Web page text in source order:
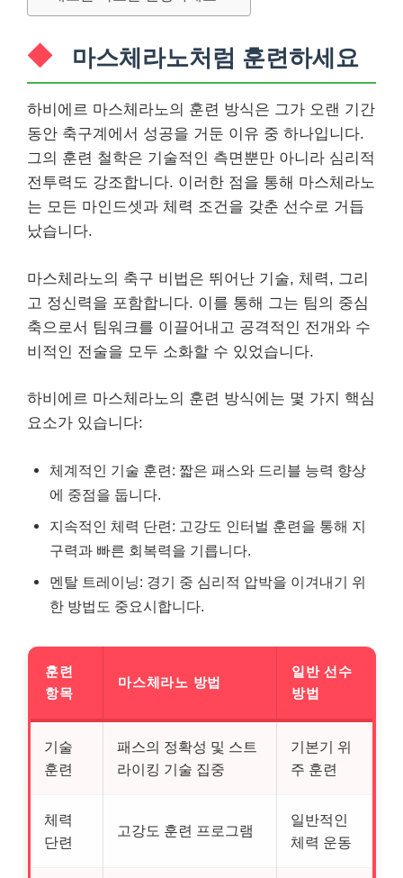
마스체라노처럼 훈련하세요
하비에르 마스체라노의 훈련 방식은 그가 오랜 기간
동안 축구계에서 성공을 거둔 이유 중 하나입니다.
그의 훈련 철학은 기술적인 측면뿐만 아니라 심리적
전투력도 강조합니다. 이러한 점을 통해 마스체라노
는 모든 마인드셋과 체력 조건을 갖춘 선수로 거듭
났습니다.
마스체라노의 축구 비법은 뛰어난 기술, 체력, 그리
고 정신력을 포함합니다. 이를 통해 그는 팀의 중심
축으로서 팀워크를 이끌어내고 공격적인 전개와 수
비적인 전술을 모두 소화할 수 있었습니다.
하비에르 마스체라노의 훈련 방식에는 몇 가지 핵심
요소가 있습니다:
체계적인 기술 훈련: 짧은 패스와 드리블 능력 향상
에 중점을 둡니다.
지속적인 체력 단련: 고강도 인터벌 훈련을 통해 지
구력과 빠른 회복력을 기릅니다.
멘탈 트레이닝: 경기 중 심리적 압박을 이겨내기 위
한 방법도 중요시합니다.
훈련
항목
마스체라노 방법
일반 선수
방법
기술
훈련
패스의 정확성 및 스트
라이킹 기술 집중
기본기 위
주 훈련
체력
단련
고강도 훈련 프로그램
일반적인
체력 운동